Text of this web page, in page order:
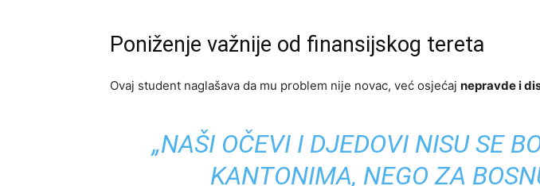
Poniženje važnije od finansijskog tereta
Ovaj student naglašava da mu problem nije novac, već osjećaj nepravde i
„NAŠI OČEVI I DJEDOVI NISU SE
KANTONIMA, NEGO ZA